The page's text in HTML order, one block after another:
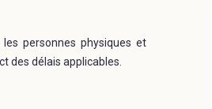
personnes physiques et
des délais applicables.